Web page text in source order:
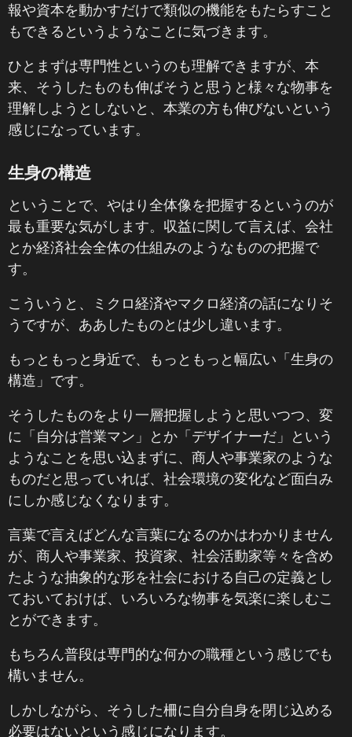
報や資本を動かすだけで類似の機能をもたらすこと
もできるというようなことに気づきます。
ひとまずは専門性というのも理解できますが、本
来、そうしたものも伸ばそうと思うと様々な物事を
理解しようとしないと、本業の方も伸びないという
感じになっています。
生身の構造
ということで、やはり全体像を把握するというのが
最も重要な気がします。収益に関して言えば、会社
とか経済社会全体の仕組みのようなものの把握で
す。
こういうと、ミクロ経済やマクロ経済の話になりそ
うですが、ああしたものとは少し違います。
もっともっと身近で、もっともっと幅広い「生身の
構造」です。
そうしたものをより一層把握しようと思いつつ、変
に「自分は営業マン」とか「デザイナーだ」という
ようなことを思い込まずに、商人や事業家のような
ものだと思っていれば、社会環境の変化など面白み
にしか感じなくなります。
言葉で言えばどんな言葉になるのかはわかりません
が、商人や事業家、投資家、社会活動家等々を含め
たような抽象的な形を社会における自己の定義とし
ておいておけば、いろいろな物事を気楽に楽しむこ
とができます。
もちろん普段は専門的な何かの職種という感じでも
構いません。
しかしながら、そうした柵に自分自身を閉じ込める
必要はないという感じになります。